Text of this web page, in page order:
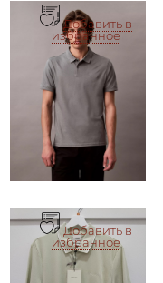
Добавить в
избранное
Добавить в
избранное